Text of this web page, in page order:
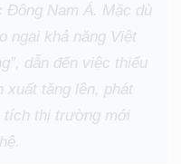
Nam Á. Mặc dù
ngại khả năng Việt
dẫn đến việc thiếu
xuất tăng lên, phát
tích thị trường mới